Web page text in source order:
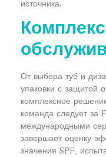
источника.
От выбора туб и
упаковки с защитой
комплексное
команда следует за
международными
завершает оценку
значения SPF,